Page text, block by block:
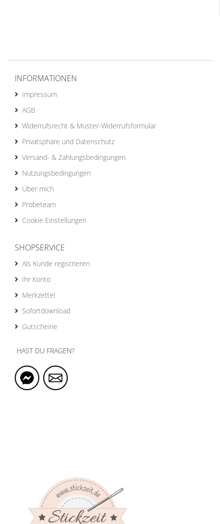
INFORMATIONEN
Impressum
AGB
Widerrufsrecht & Muster-Widerrufsformular
Privatsphäre und Datenschutz
Versand- & Zahlungsbedingungen
Nutzungsbedingungen
Über mich
Probeteam
Cookie Einstellungen
SHOPSERVICE
Als Kunde registrieren
Ihr Konto
Merkzettel
Sofortdownload
Gutscheine
HAST DU FRAGEN?